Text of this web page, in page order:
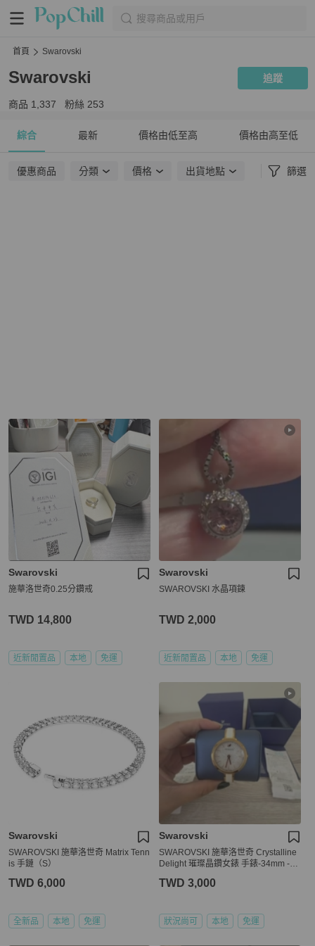
搜尋商品或用戶
首頁 Swarovski
Swarovski 追蹤
商品 1,337 粉絲 253
綜合 最新 價格由低至高 價格由高至低
優惠商品 分類 價格 出貨地點 篩選
Swarovski
施華洛世奇0.25分鑽戒
TWD 14,800
近新閒置品 本地 免運
Swarovski
SWAROVSKI 水晶項鍊
TWD 2,000
近新閒置品 本地 免運
Swarovski
SWAROVSKI 施華洛世奇 Matrix Tenn
is 手鏈（S）
TWD 6,000
全新品 本地 免運
Swarovski
SWAROVSKI 施華洛世奇 Crystalline
Delight 璀璨晶鑽女錶 手錶-34mm -55
TWD 3,000
狀況尚可 本地 免運